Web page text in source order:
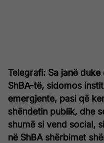
Telegrafi: Sa janë
ShBA-të, sidomos
emergjente, pasi që
shëndetin publik, dhe
shumë si vend social,
në ShBA shërbimet